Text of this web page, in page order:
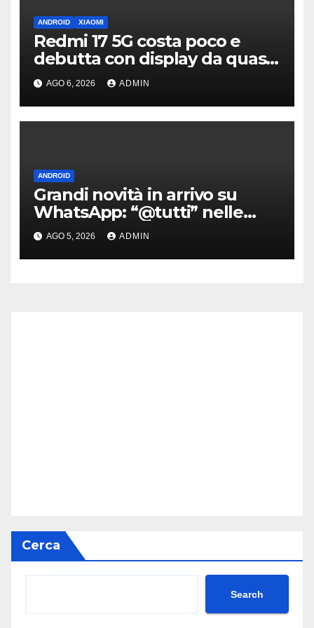
ANDROID XIAOMI
Redmi 17 5G costa poco e
debutta con display da quasi
7 pollici e batteria enorme
AGO 6, 2026 ADMIN
ANDROID
Grandi novità in arrivo su
WhatsApp: “@tutti” nelle
chat di gruppo e non solo
AGO 5, 2026 ADMIN
Cerca
Search